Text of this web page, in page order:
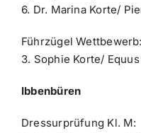
6. Dr. Marina Korte/
Führzügel Wettbewerb:
3. Sophie Korte/
Ibbenbüren
Dressurprüfung Kl. M: